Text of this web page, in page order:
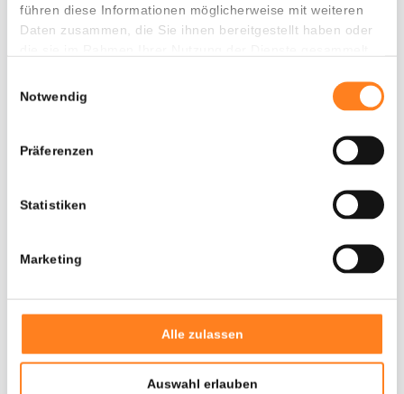
führen diese Informationen möglicherweise mit weiteren
Daten zusammen, die Sie ihnen bereitgestellt haben oder
Notwendig
Präferenzen
Statistiken
Marketing
Alle zulassen
Auswahl erlauben
Hätte investiert In
$
Door een fout konden er geen gegevens worden
opgehaald, probeer het later opnieuw.